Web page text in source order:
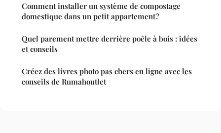
Comment installer un système de compostage
domestique dans un petit appartement?
Quel parement mettre derrière poêle à bois : idées
et conseils
Créez des livres photo pas chers en ligne avec les
conseils de Rumahoutlet